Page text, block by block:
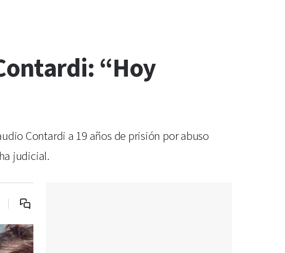
“Hoy
Contardi a 19 años de prisión por abuso
judicial.